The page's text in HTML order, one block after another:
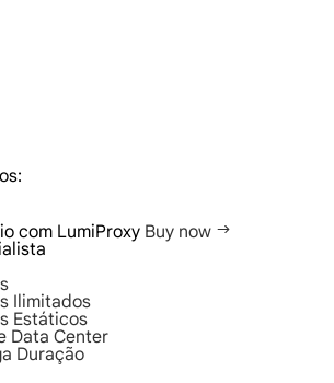
com LumiProxy Buy now
Ilimitados
Estáticos
Data Center
Duração